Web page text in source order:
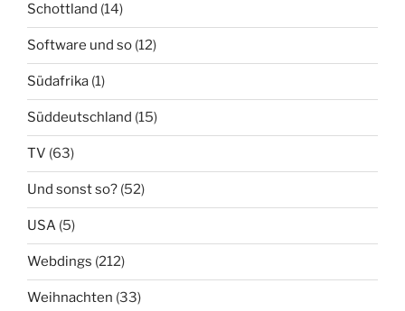
Schottland (14)
Software und so (12)
Südafrika (1)
Süddeutschland (15)
TV (63)
Und sonst so? (52)
USA (5)
Webdings (212)
Weihnachten (33)